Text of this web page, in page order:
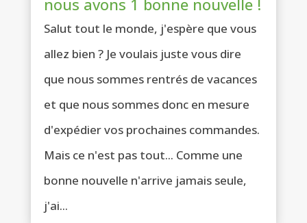
Salut tout le monde, j'espère que vous
allez bien ? Je voulais juste vous dire
que nous sommes rentrés de vacances
et que nous sommes donc en mesure
d'expédier vos prochaines commandes.
Mais ce n'est pas tout... Comme une
bonne nouvelle n'arrive jamais seule,
j'ai...